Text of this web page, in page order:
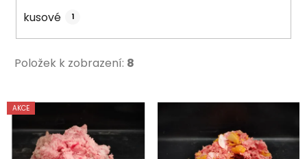
kusové 1
Položek k zobrazení: 8
V
ý
p
AKCE